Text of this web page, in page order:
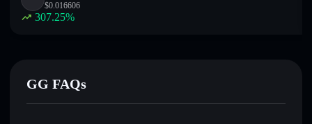
$0.016606
307.25%
GG FAQs